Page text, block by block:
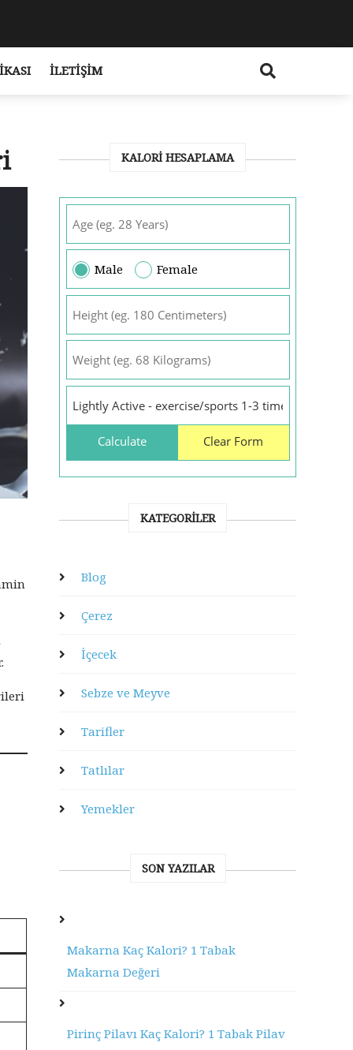
İLETIŞIM
KALORI HESAPLAMA
Male Female
KATEGORILER
Blog
Çerez
İçecek
Sebze ve Meyve
Tarifler
Tatlılar
Yemekler
SON YAZILAR
Makarna Kaç Kalori? 1 Tabak
Makarna Değeri
Pirinç Pilavı Kaç Kalori? 1 Tabak Pilav